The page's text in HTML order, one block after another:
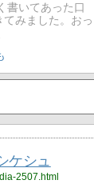
書いてあった口
みました。おっ
ケシュ
2507.html